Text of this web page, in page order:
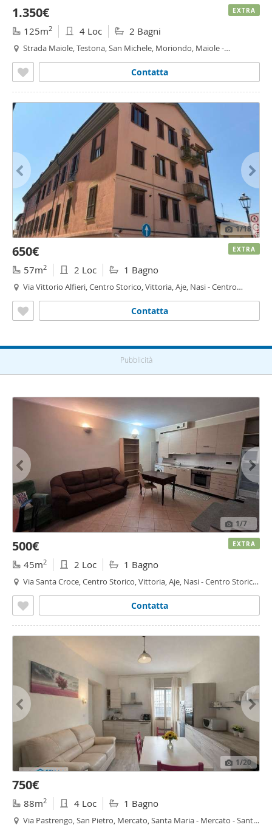
1.350€
125m2 4 Loc 2 Bagni
Strada Maiole, Testona, San Michele, Moriondo, Maiole -
Contatta
EXTRA
1/18
650€
57m2 2 Loc 1 Bagno
Via Vittorio Alfieri, Centro Storico, Vittoria, Aje, Nasi - Centro
Contatta
EXTRA
Pubblicità
1/7
500€
45m2 2 Loc 1 Bagno
Via Santa Croce, Centro Storico, Vittoria, Aje, Nasi - Centro Storico,
Contatta
EXTRA
1/20
750€
88m2 4 Loc 1 Bagno
Via Pastrengo, San Pietro, Mercato, Santa Maria - Mercato - Santa